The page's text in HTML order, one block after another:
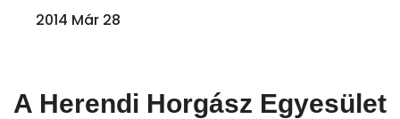
2014 Már 28
A Herendi Horgász Egyesület